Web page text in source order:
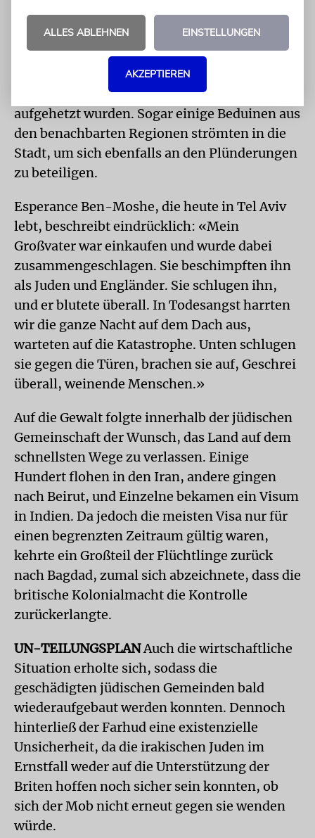
Geschäftspartner oder Freunde zu beschützen.
Der Mob bestand aus demoralisierten
irakischen Soldaten, Polizisten und
nationalistischen Jugendlichen, die durch die
antibritische und antisemitische Propaganda
aufgehetzt wurden. Sogar einige Beduinen aus
den benachbarten Regionen strömten in die
Stadt, um sich ebenfalls an den Plünderungen
zu beteiligen.
Esperance Ben-Moshe, die heute in Tel Aviv
lebt, beschreibt eindrücklich: «Mein
Großvater war einkaufen und wurde dabei
zusammengeschlagen. Sie beschimpften ihn
als Juden und Engländer. Sie schlugen ihn,
und er blutete überall. In Todesangst harrten
wir die ganze Nacht auf dem Dach aus,
warteten auf die Katastrophe. Unten schlugen
sie gegen die Türen, brachen sie auf, Geschrei
überall, weinende Menschen.»
Auf die Gewalt folgte innerhalb der jüdischen
Gemeinschaft der Wunsch, das Land auf dem
schnellsten Wege zu verlassen. Einige
Hundert flohen in den Iran, andere gingen
nach Beirut, und Einzelne bekamen ein Visum
in Indien. Da jedoch die meisten Visa nur für
einen begrenzten Zeitraum gültig waren,
kehrte ein Großteil der Flüchtlinge zurück
nach Bagdad, zumal sich abzeichnete, dass die
britische Kolonialmacht die Kontrolle
zurückerlangte.
UN-TEILUNGSPLANAuch die wirtschaftliche
Situation erholte sich, sodass die
geschädigten jüdischen Gemeinden bald
wiederaufgebaut werden konnten. Dennoch
hinterließ der Farhud eine existenzielle
Unsicherheit, da die irakischen Juden im
Ernstfall weder auf die Unterstützung der
Briten hoffen noch sicher sein konnten, ob
sich der Mob nicht erneut gegen sie wenden
würde.
ALLES ABLEHNEN EINSTELLUNGEN
AKZEPTIEREN